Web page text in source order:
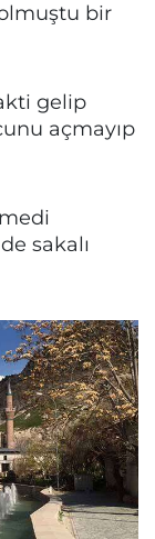
bir
gelip
açmayıp
sakalı